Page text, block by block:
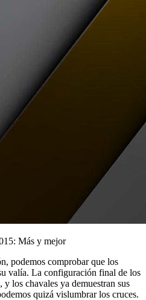
Más y mejor
podemos comprobar que los
valía. La configuración final de los
los chavales ya demuestran sus
quizá vislumbrar los cruces.